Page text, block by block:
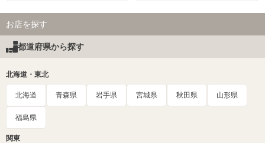
お店を探す
都道府県から探す
北海道・東北
北海道 青森県 岩手県 宮城県 秋田県 山形県
福島県
関東